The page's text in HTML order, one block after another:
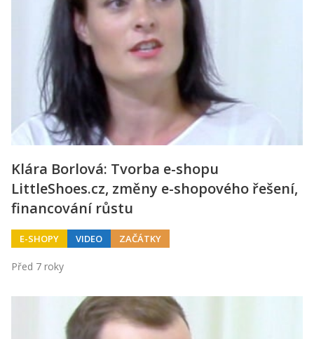
Klára Borlová: Tvorba e-shopu
LittleShoes.cz, změny e-shopového řešení,
financování růstu
E-SHOPY VIDEO ZAČÁTKY
Před 7 roky